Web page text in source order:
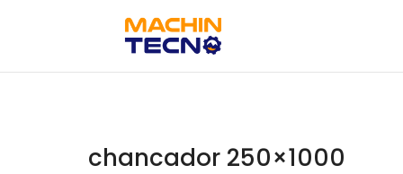
chancador 250×1000